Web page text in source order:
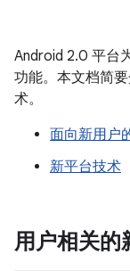
Android 2.0 平台
功能。本文档简
术。
面向新用户
新平台技术
用户相关的